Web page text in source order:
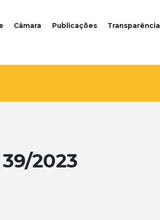
Câmara Publicações Transparência
2023